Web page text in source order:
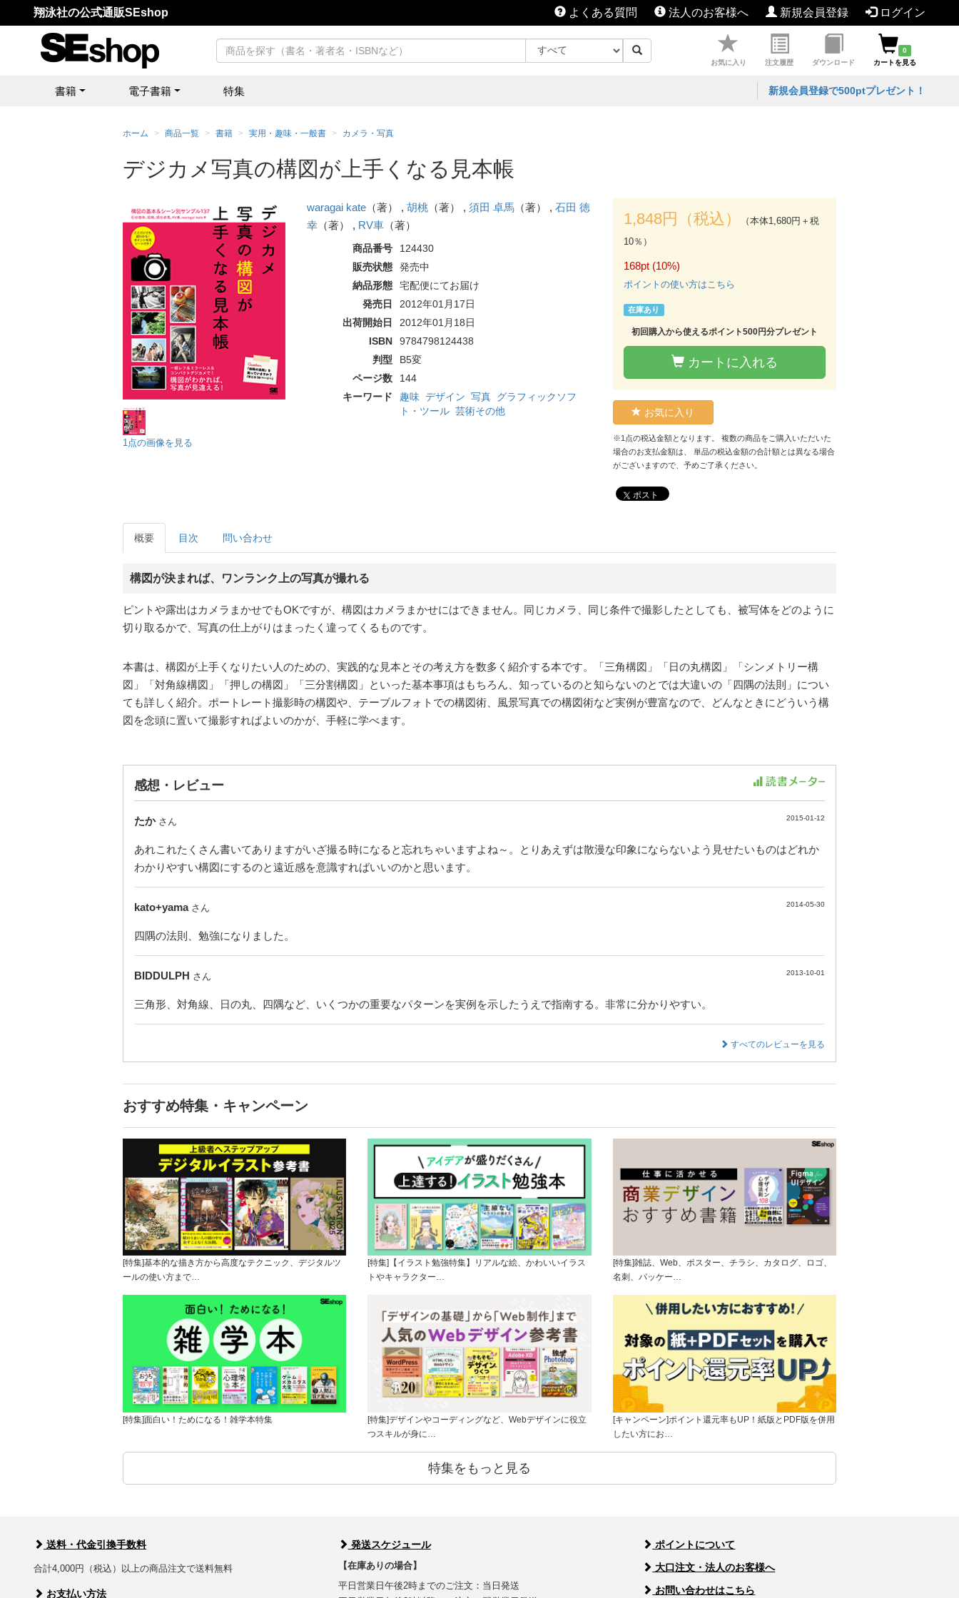
翔泳社の公式通販SEshop よくある質問 法人のお客様へ 新規会員登録 ログイン
お気に入り 注文履歴 ダウンロード
0
カートを見る
書籍 電子書籍 特集 新規会員登録で500ptプレゼント！
ホーム 商品一覧 書籍 実用・趣味・一般書 カメラ・写真
デジカメ写真の構図が上手くなる見本帳
1点の画像を見る
waragai kate（著） , 胡桃（著） , 須田 卓馬（著） , 石田 徳
幸（著） , RV車（著）
商品番号
124430
販売状態
発売中
納品形態
宅配便にてお届け
発売日
2012年01月17日
出荷開始日
2012年01月18日
ISBN
9784798124438
判型
B5変
ページ数
144
キーワード
趣味 デザイン 写真 グラフィックソフ
ト・ツール 芸術その他
1,848円（税込）
（本体1,680円＋税
10％）
168pt (10%)
ポイントの使い方はこちら
在庫あり
初回購入から使えるポイント500円分プレゼント
カートに入れる
お気に入り
※1点の税込金額となります。 複数の商品をご購入いただいた
場合のお支払金額は、 単品の税込金額の合計額とは異なる場合
がございますので、予めご了承ください。
ポスト
概要 目次 問い合わせ
構図が決まれば、ワンランク上の写真が撮れる
ピントや露出はカメラまかせでもOKですが、構図はカメラまかせにはできません。同じカメラ、同じ条件で撮影したとしても、被写体をどのように
切り取るかで、写真の仕上がりはまったく違ってくるものです。
本書は、構図が上手くなりたい人のための、実践的な見本とその考え方を数多く紹介する本です。「三角構図」「日の丸構図」「シンメトリー構
図」「対角線構図」「押しの構図」「三分割構図」といった基本事項はもちろん、知っているのと知らないのとでは大違いの「四隅の法則」につい
ても詳しく紹介。ポートレート撮影時の構図や、テーブルフォトでの構図術、風景写真での構図術など実例が豊富なので、どんなときにどういう構
図を念頭に置いて撮影すればよいのかが、手軽に学べます。
感想・レビュー
たか さん 2015-01-12
あれこれたくさん書いてありますがいざ撮る時になると忘れちゃいますよね～。とりあえずは散漫な印象にならないよう見せたいものはどれか
わかりやすい構図にするのと遠近感を意識すればいいのかと思います。
kato+yama さん 2014-05-30
四隅の法則、勉強になりました。
BIDDULPH さん 2013-10-01
三角形、対角線、日の丸、四隅など、いくつかの重要なパターンを実例を示したうえで指南する。非常に分かりやすい。
すべてのレビューを見る
おすすめ特集・キャンペーン
[特集]基本的な描き方から高度なテクニック、デジタルツ
ールの使い方まで…
[特集]【イラスト勉強特集】リアルな絵、かわいいイラス
トやキャラクター…
[特集]雑誌、Web、ポスター、チラシ、カタログ、ロゴ、
名刺、パッケー…
[特集]面白い！ためになる！雑学本特集
[特集]デザインやコーディングなど、Webデザインに役立
つスキルが身に…
[キャンペーン]ポイント還元率もUP！紙版とPDF版を併用
したい方にお…
特集をもっと見る
送料・代金引換手数料
合計4,000円（税込）以上の商品注文で送料無料
お支払い方法
発送スケジュール
【在庫ありの場合】
平日営業日午後2時までのご注文：当日発送
ポイントについて
大口注文・法人のお客様へ
お問い合わせはこちら